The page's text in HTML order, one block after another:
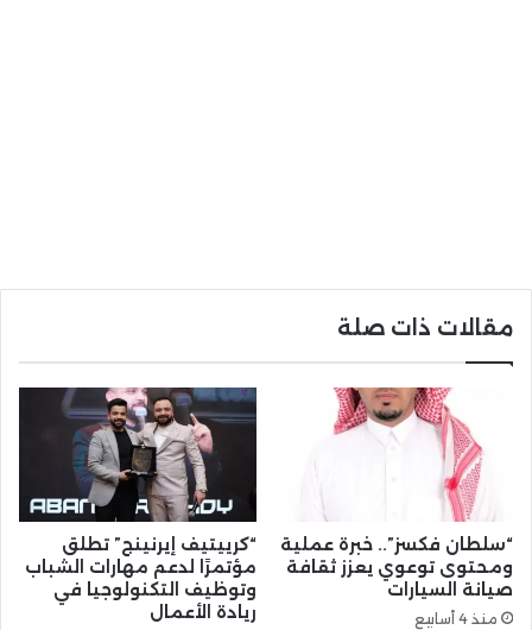
مقالات ذات صلة
“سلطان فكسز”.. خبرة عملية
ومحتوى توعوي يعزز ثقافة
صيانة السيارات
منذ 4 أسابيع
“كرييتيف إيرنينج” تطلق
مؤتمرًا لدعم مهارات الشباب
وتوظيف التكنولوجيا في
ريادة الأعمال